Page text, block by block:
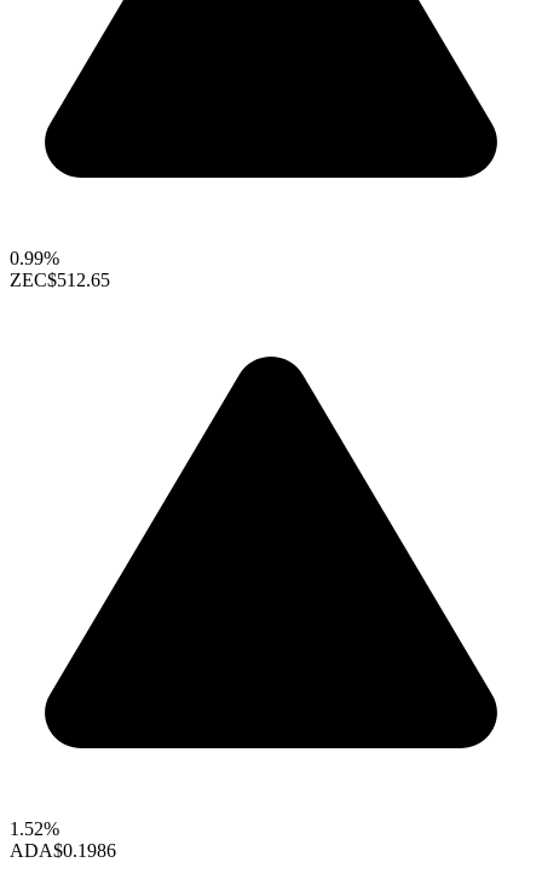
0.99%
ZEC$512.65
1.52%
ADA$0.1986